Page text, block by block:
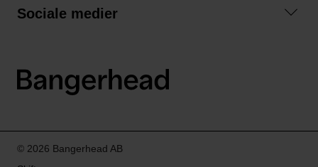
Betingelser
Sociale medier
LinkedIn
© 2026 Bangerhead AB